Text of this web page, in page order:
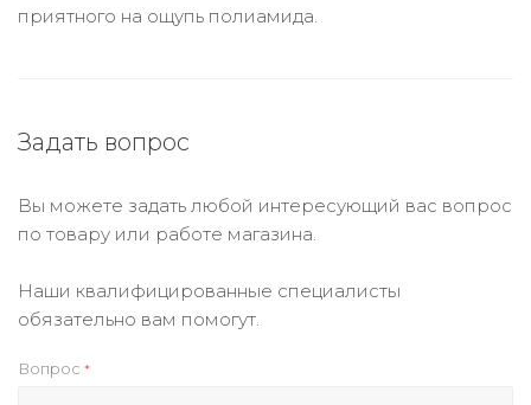
приятного на ощупь полиамида.
Задать вопрос
Вы можете задать любой интересующий вас вопрос
по товару или работе магазина.
Наши квалифицированные специалисты
обязательно вам помогут.
Вопрос *